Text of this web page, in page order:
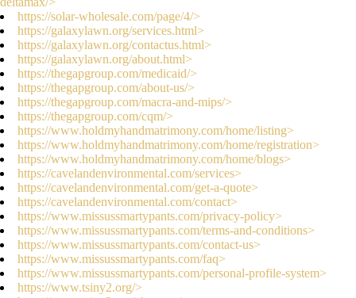
https://solar-wholesale.com/page/4/>
https://galaxylawn.org/services.html>
https://galaxylawn.org/contactus.html>
https://galaxylawn.org/about.html>
https://thegapgroup.com/medicaid/>
https://thegapgroup.com/about-us/>
https://thegapgroup.com/macra-and-mips/>
https://thegapgroup.com/cqm/>
https://www.holdmyhandmatrimony.com/home/listing>
https://www.holdmyhandmatrimony.com/home/registration>
https://www.holdmyhandmatrimony.com/home/blogs>
https://cavelandenvironmental.com/services>
https://cavelandenvironmental.com/get-a-quote>
https://cavelandenvironmental.com/contact>
https://www.missussmartypants.com/privacy-policy>
https://www.missussmartypants.com/terms-and-conditions>
https://www.missussmartypants.com/contact-us>
https://www.missussmartypants.com/faq>
https://www.missussmartypants.com/personal-profile-system>
https://www.tsiny2.org/>